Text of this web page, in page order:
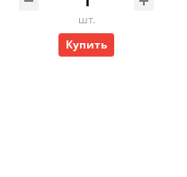
шт.
Купить